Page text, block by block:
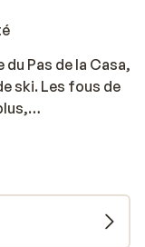
Pas de la Casa,
ski. Les fous de
tout
Après une
de sports
verre au bar.